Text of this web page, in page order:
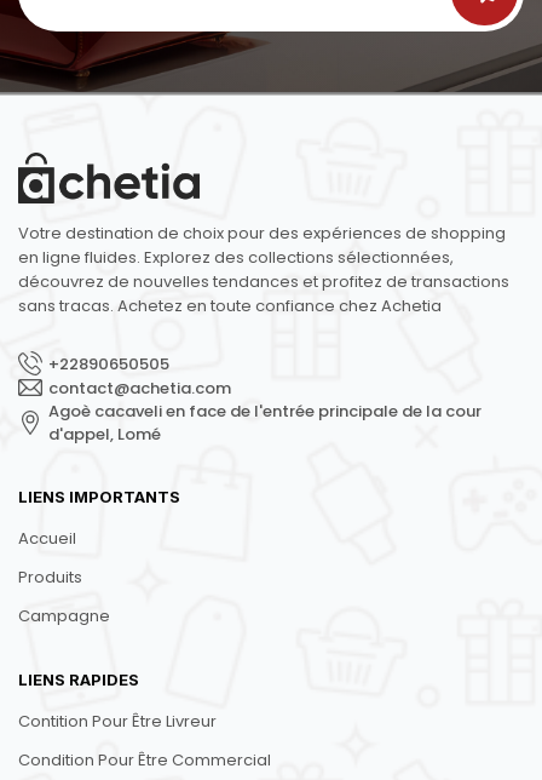
Votre destination de choix pour des expériences de shopping
en ligne fluides. Explorez des collections sélectionnées,
découvrez de nouvelles tendances et profitez de transactions
sans tracas. Achetez en toute confiance chez Achetia
+22890650505
contact@achetia.com
Agoè cacaveli en face de l'entrée principale de la cour
d'appel, Lomé
LIENS IMPORTANTS
Accueil
Produits
Campagne
LIENS RAPIDES
Contition Pour Être Livreur
Condition Pour Être Commercial